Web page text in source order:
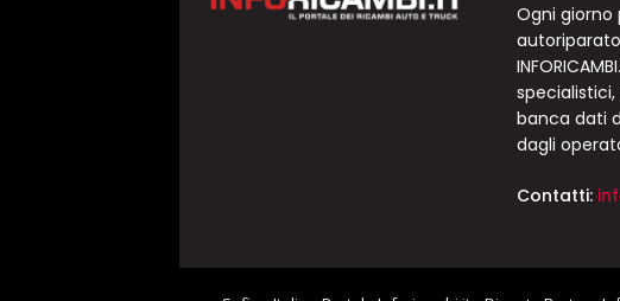
Ogni
banca dati
dagli
Contatti: